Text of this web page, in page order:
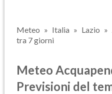
Meteo Italia Lazio
tra 7 giorni
Meteo
Previsioni del